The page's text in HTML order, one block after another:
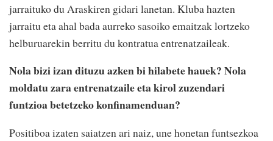
jarraituko du Araskiren gidari lanetan. Kluba hazten
jarraitu eta ahal bada aurreko sasoiko emaitzak lortzeko
helburuarekin berritu du kontratua entrenatzaileak.
Nola bizi izan dituzu azken bi hilabete hauek? Nola
moldatu zara entrenatzaile eta kirol zuzendari
funtzioa betetzeko konfinamenduan?
Positiboa izaten saiatzen ari naiz, une honetan funtsezkoa